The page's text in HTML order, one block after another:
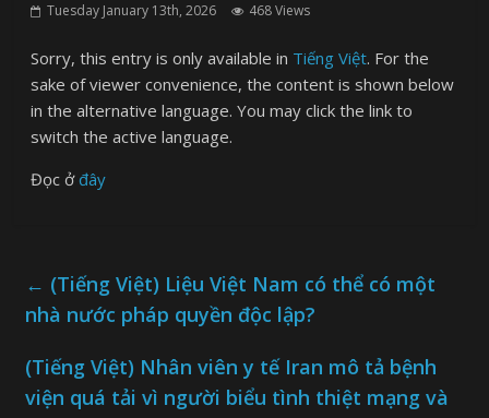
Tuesday January 13th, 2026 468 Views
Sorry, this entry is only available in Tiếng Việt. For the
sake of viewer convenience, the content is shown below
in the alternative language. You may click the link to
switch the active language.
Đọc ởđây
← (Tiếng Việt) Liệu Việt Nam có thể có một
nhà nước pháp quyền độc lập?
(Tiếng Việt) Nhân viên y tế Iran mô tả bệnh
viện quá tải vì người biểu tình thiệt mạng và